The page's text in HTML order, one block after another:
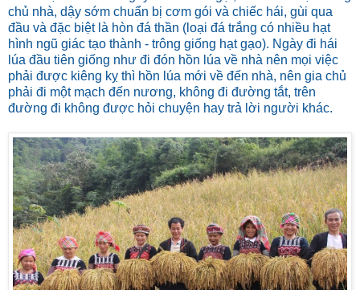
chủ nhà, dậy sớm chuẩn bị cơm gói và chiếc hái, gùi qua
đầu và đặc biệt là hòn đá thần (loại đá trắng có nhiều hạt
hình ngũ giác tạo thành - trông giống hạt gạo). Ngày đi hái
lúa đầu tiên giống như đi đón hồn lúa về nhà nên mọi việc
phải được kiêng kỵ thì hồn lúa mới về đến nhà, nên gia chủ
phải đi một mạch đến nương, không đi đường tắt, trên
đường đi không được hỏi chuyện hay trả lời người khác.